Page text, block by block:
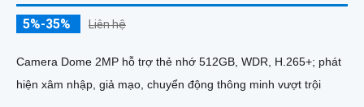
5%-35% Liên hệ
Camera Dome 2MP hỗ trợ thẻ nhớ 512GB, WDR, H.265+; phát
hiện xâm nhập, giả mạo, chuyển động thông minh vượt trội